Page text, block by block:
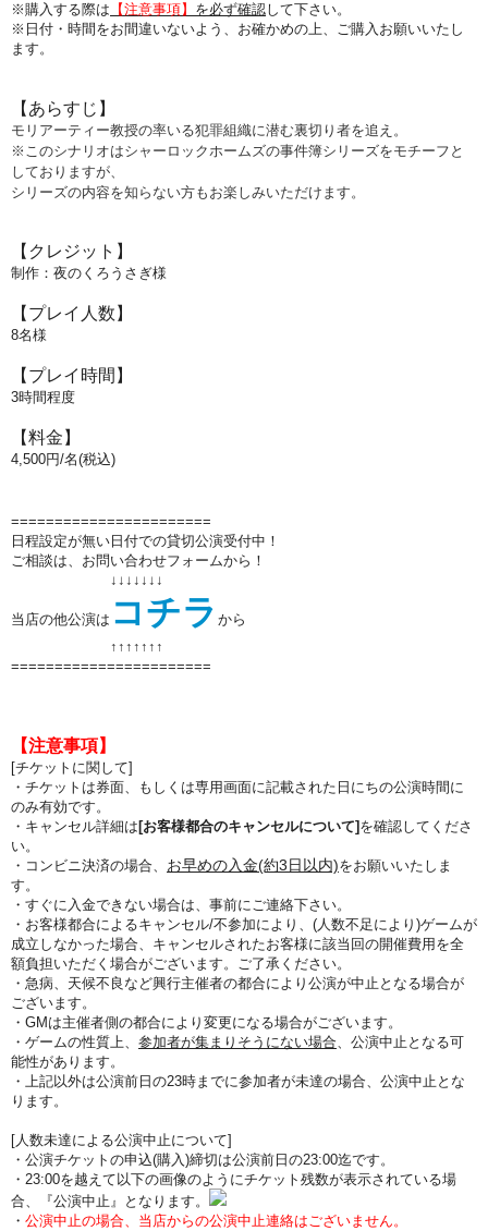
※購入する際は 【注意事項】 を必ず確認して下さい。
※日付・時間をお間違いないよう、 お確かめの上、ご購入お願いいたし
ます。
【あらすじ】
モリアーティー教授の率いる犯罪組織に潜む裏切り者を追え。
※このシナリオはシャーロックホームズの事件簿シリーズをモチーフと
しておりますが、
シリーズの内容を知らない方もお楽しみいただけます。
【クレジット】
制作：夜のくろうさぎ様
【プレイ人数】
8名様
【プレイ時間】
3時間程度
【料金】
4,500円/名(税込)
=======================
日程設定が無い日付での貸切公演受付中！
ご相談は、お問い合わせフォームから！
↓↓↓↓↓↓↓
当店の他公演は コチラ から
↑↑ ↑↑ ↑↑ ↑
=======================
【注意事項】
[チケットに関して]
・チケットは券面、もしくは専用画面に記載された日にちの公演時間に
のみ有効です。
・キャンセル詳細は [お客様都合のキャンセルについて] を確認してくださ
い。
・コンビニ決済の場合、 お早めの入金(約3日以内)をお願いいたしま
す。
・すぐに入金できない場合は、事前にご連絡下さい。
・お客様都合によるキャンセル/不参加により、(人数不足により)ゲームが
成立しなかった場合、キャンセルされたお客様に該当回の開催費用を全
額負担いただく場合がございます。ご了承ください。
・急病、天候不良など興行主催者の都合により公演が中止となる場合が
ございます。
・GMは主催者側の都合により変更になる場合がございます。
・ゲームの性質上、 参加者が集まりそうにない場合、公演中止となる可
能性があります。
・上記以外は公演前日の23時までに参加者が未達の場合、公演中止とな
ります。
[人数未達による公演中止について]
・公演チケットの申込(購入)締切は公演前日の23:00迄です。
・23:00を越えて以下の画像のようにチケット残数が表示されている場
合、『公演中止』となります。
・ 公演中止の場合、当店からの公演中止連絡はございません。